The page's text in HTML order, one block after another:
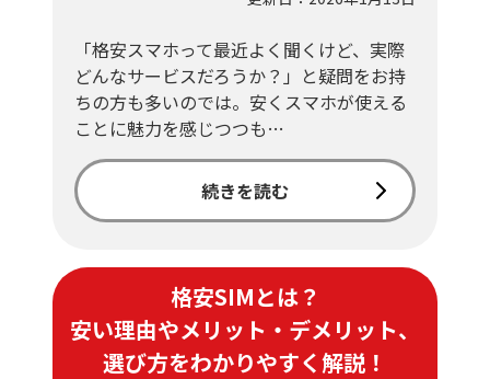
「格安スマホって最近よく聞くけど、実際
どんなサービスだろうか？」と疑問をお持
ちの方も多いのでは。安くスマホが使える
ことに魅力を感じつつも…
続きを読む
格安SIMとは？
安い理由やメリット・デメリット、
選び方をわかりやすく解説！